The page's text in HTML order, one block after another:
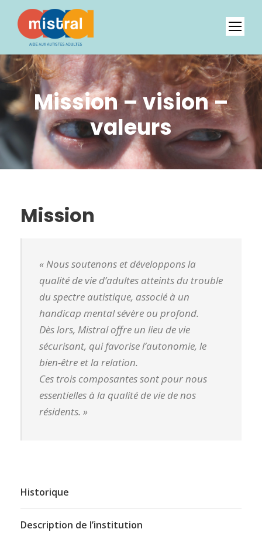
Mission – vision –
valeurs
Mission
« Nous soutenons et développons la
qualité de vie d’adultes atteints du trouble
du spectre autistique, associé à un
handicap mental sévère ou profond.
Dès lors, Mistral offre un lieu de vie
sécurisant, qui favorise l’autonomie, le
bien-être et la relation.
Ces trois composantes sont pour nous
essentielles à la qualité de vie de nos
résidents. »
Historique
Description de l’institution